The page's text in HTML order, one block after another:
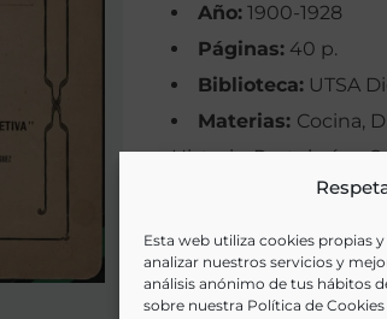
Esta web utiliza cookies propias
analizar nuestros servicios y
análisis anónimo de tus hábitos
sobre nuestra Política de
Año: 1900-1928
Páginas: 40 p.
Biblioteca: UTSA
Materias: Cocina,
Historia, Pastelería y
Palabras clave:
Manuscritos,
Idioma:Castellano